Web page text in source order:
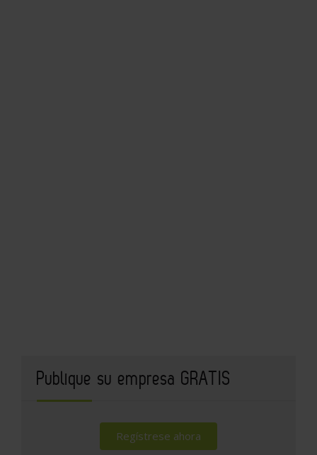
Publique su empresa GRATIS
Regístrese ahora